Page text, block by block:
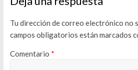
Tu dirección de correo electrónico no
campos obligatorios están marcados
Comentario *